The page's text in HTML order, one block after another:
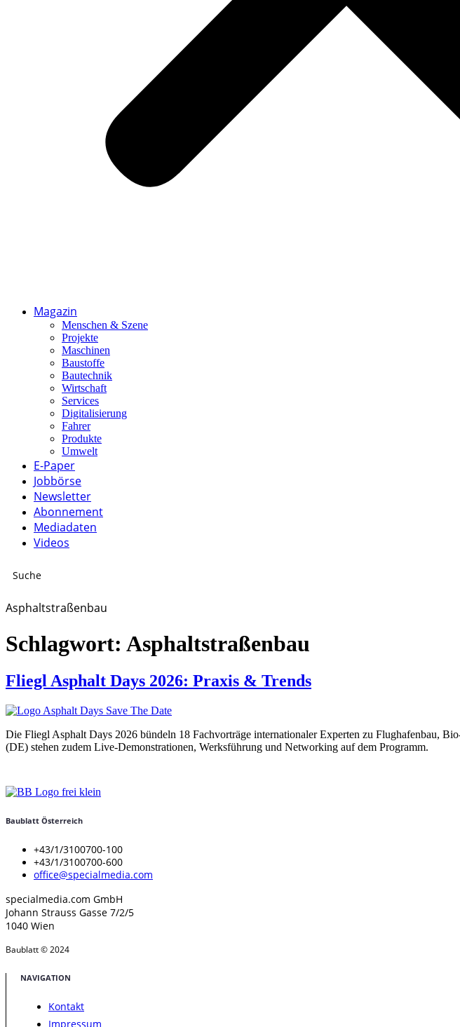
Magazin
Menschen & Szene
Projekte
Maschinen
Baustoffe
Bautechnik
Wirtschaft
Services
Digitalisierung
Fahrer
Produkte
Umwelt
E-Paper
Jobbörse
Newsletter
Abonnement
Mediadaten
Videos
Asphaltstraßenbau
Schlagwort: Asphaltstraßenbau
Fliegl Asphalt Days 2026: Praxis & Trends
Die Fliegl Asphalt Days 2026 bündeln 18 Fachvorträge internationaler Experten zu Flughafenbau,
(DE) stehen zudem Live-Demonstrationen, Werksführung und Networking auf dem Programm.
Baublatt Österreich
+43/1/3100700-100
+43/1/3100700-600
office@specialmedia.com
specialmedia.com GmbH
Johann Strauss Gasse 7/2/5
1040 Wien
Baublatt © 2024
NAVIGATION
Kontakt
Impressum